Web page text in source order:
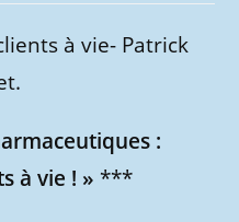
:
à vie ! » ***